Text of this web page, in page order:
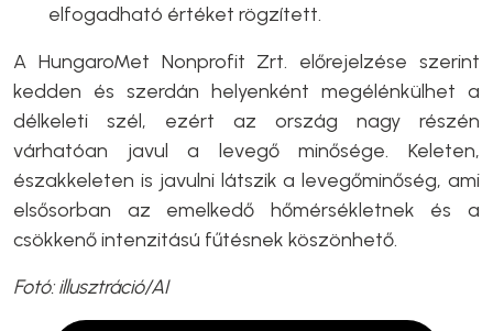
elfogadható értéket rögzített.
A HungaroMet Nonprofit Zrt. előrejelzése szerint
kedden és szerdán helyenként megélénkülhet a
délkeleti szél, ezért az ország nagy részén
várhatóan javul a levegő minősége. Keleten,
északkeleten is javulni látszik a levegőminőség, ami
elsősorban az emelkedő hőmérsékletnek és a
csökkenő intenzitású fűtésnek köszönhető.
Fotó: illusztráció/AI